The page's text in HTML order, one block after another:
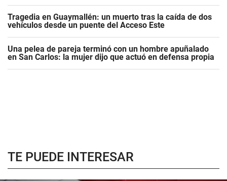
Tragedia en Guaymallén: un muerto tras la caída de dos
vehículos desde un puente del Acceso Este
Una pelea de pareja terminó con un hombre apuñalado
en San Carlos: la mujer dijo que actuó en defensa propia
TE PUEDE INTERESAR